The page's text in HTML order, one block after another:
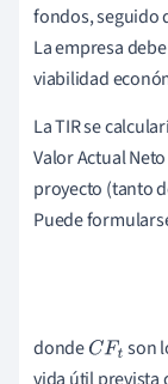
fondos, seguido
La empresa
viabilidad
La TIR se
Valor Actual
proyecto (tanto
Puede
dondeCFt son